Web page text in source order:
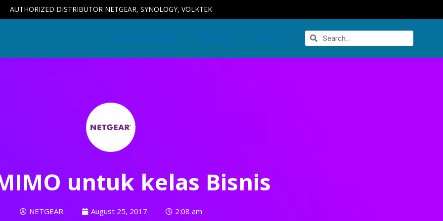
AUTHORIZED DISTRIBUTOR NETGEAR, SYNOLOGY, VOLKTEK
TENTANG KAMI PRODUK SOLUSI
untuk kelas Bisnis
NETGEAR August 25, 2017 2:08 am